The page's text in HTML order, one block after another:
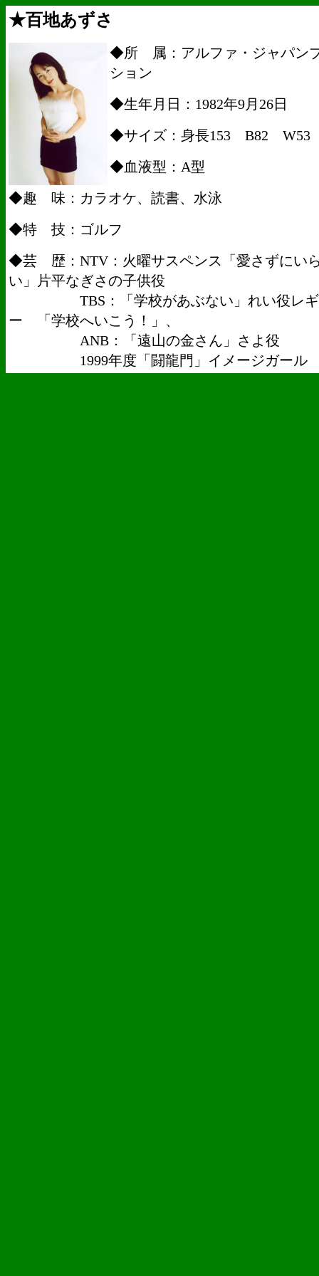
★百地あずさ
◆所 属：アルファ・ジャパン
ション
◆生年月日：1982年9月26日
◆サイズ：身長153 B82 W53
◆血液型：A型
◆趣 味：カラオケ、読書、水泳
◆特 技：ゴルフ
◆芸 歴：NTV：火曜サスペンス「愛さずにい
い」片平なぎさの子供役
TBS：「学校があぶない」れい役レギ
ー 「学校へいこう！」、
ANB：「遠山の金さん」さよ役
1999年度「闘龍門」イメージガール